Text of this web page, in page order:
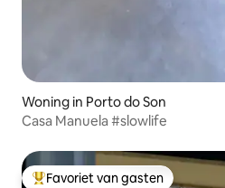
Woning in Porto do Son
Casa Manuela #slowlife
Favoriet van gasten